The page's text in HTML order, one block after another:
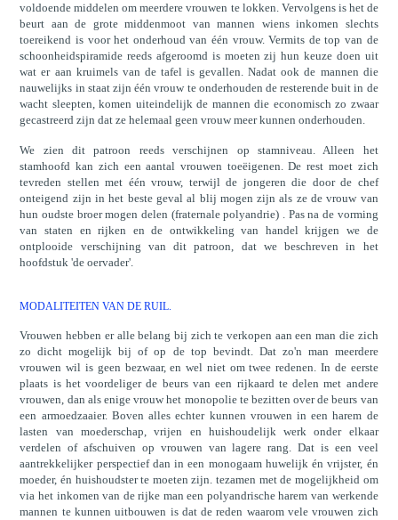
voldoende middelen om meerdere vrouwen te lokken. Vervolgens is het de
beurt aan de grote middenmoot van mannen wiens inkomen slechts
toereikend is voor het onderhoud van één vrouw. Vermits de top van de
schoonheidspiramide reeds afgeroomd is moeten zij hun keuze doen uit
wat er aan kruimels van de tafel is gevallen. Nadat ook de mannen die
nauwelijks in staat zijn één vrouw te onderhouden de resterende buit in de
wacht sleepten, komen uiteindelijk de mannen die economisch zo zwaar
gecastreerd zijn dat ze helemaal geen vrouw meer kunnen onderhouden.
We zien dit patroon reeds verschijnen op stamniveau. Alleen het
stamhoofd kan zich een aantal vrouwen toeëigenen. De rest moet zich
tevreden stellen met één vrouw, terwijl de jongeren die door de chef
onteigend zijn in het beste geval al blij mogen zijn als ze de vrouw van
hun oudste broer mogen delen (fraternale polyandrie) . Pas na de vorming
van staten en rijken en de ontwikkeling van handel krijgen we de
ontplooide verschijning van dit patroon, dat we beschreven in het
hoofdstuk 'de oervader'.
MODALITEITEN VAN DE RUIL.
Vrouwen hebben er alle belang bij zich te verkopen aan een man die zich
zo dicht mogelijk bij of op de top bevindt. Dat zo'n man meerdere
vrouwen wil is geen bezwaar, en wel niet om twee redenen. In de eerste
plaats is het voordeliger de beurs van een rijkaard te delen met andere
vrouwen, dan als enige vrouw het monopolie te bezitten over de beurs van
een armoedzaaier. Boven alles echter kunnen vrouwen in een harem de
lasten van moederschap, vrijen en huishoudelijk werk onder elkaar
verdelen of afschuiven op vrouwen van lagere rang. Dat is een veel
aantrekkelijker perspectief dan in een monogaam huwelijk én vrijster, én
moeder, én huishoudster te moeten zijn. tezamen met de mogelijkheid om
via het inkomen van de rijke man een polyandrische harem van werkende
mannen te kunnen uitbouwen is dat de reden waarom vele vrouwen zich